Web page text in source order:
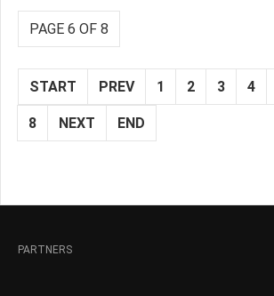
PAGE 6 OF 8
START PREV 1 2 3 4
8 NEXT END
PARTNERS